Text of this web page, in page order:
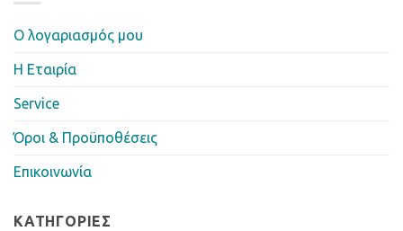
Ο λογαριασμός μου
Η Eταιρία
Service
Όροι & Προϋποθέσεις
Επικοινωνία
ΚΑΤΗΓΟΡΊΕΣ